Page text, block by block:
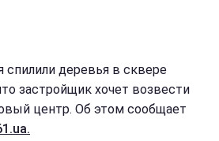
спилили деревья в сквере
застройщик хочет возвести
центр. Об этом сообщает